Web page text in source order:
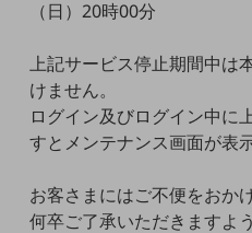
カテゴリーで探す
ネットワーク・モバイル
クラウド・データセンター
セキュリティ
（日）20時00分
上記サービス停止期間中は
けません。
ログイン及びログイン中に
すとメンテナンス画面が表
お客さまにはご不便をおか
何卒ご了承いただきますよ